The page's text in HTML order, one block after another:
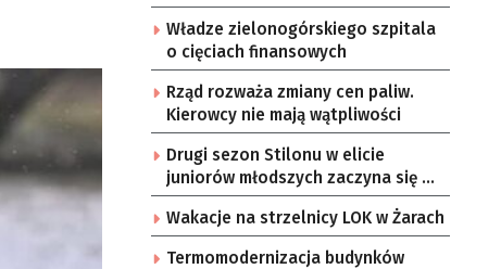
Gorzowa
Władze zielonogórskiego szpitala
o cięciach finansowych
Rząd rozważa zmiany cen paliw.
Kierowcy nie mają wątpliwości
Drugi sezon Stilonu w elicie
juniorów młodszych zaczyna się w
sobotę
Wakacje na strzelnicy LOK w Żarach
Termomodernizacja budynków